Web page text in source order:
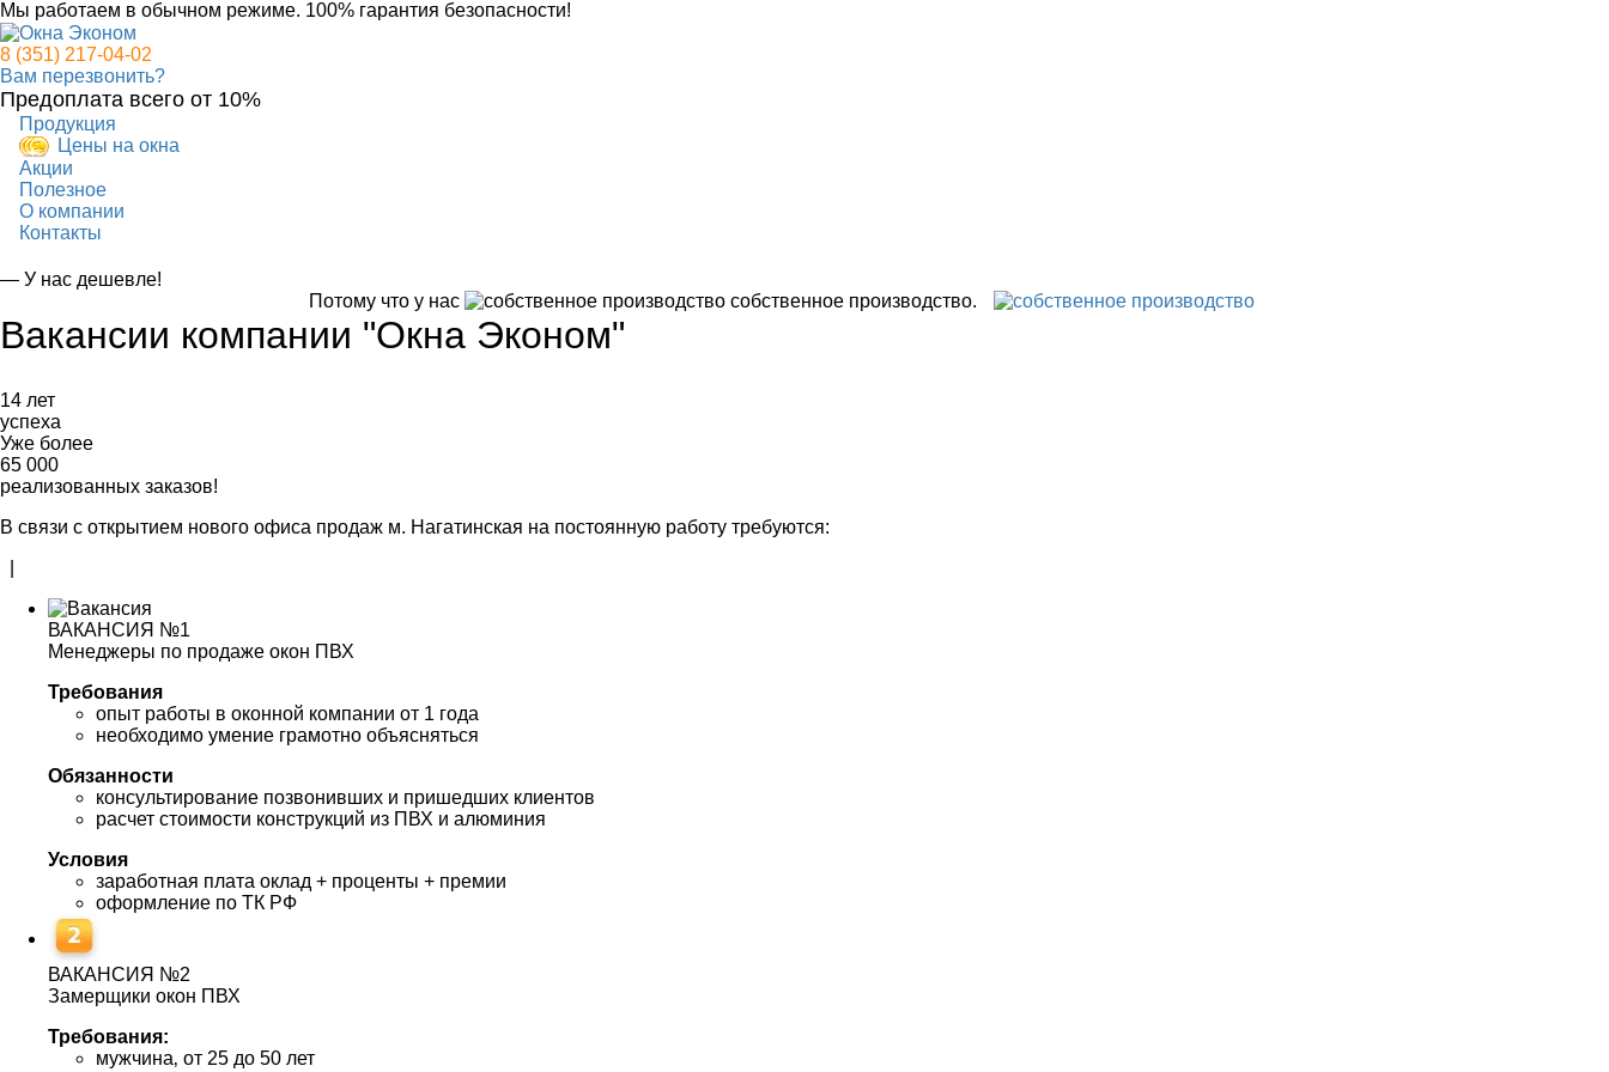
Мы работаем в обычном режиме. 100% гарантия безопасности!
8 (351) 217-04-02
Вам перезвонить?
Предоплата всего от 10%
Продукция
Цены на окна
Акции
Полезное
О компании
Контакты
— У нас дешевле!
Потому что у нас
собственное производство.
Потому что у нас быстрая доставка.
Вакансии компании "Окна Эконом"
14 лет
успеха
Уже более
65 000
реализованных заказов!
В связи с открытием нового офиса продаж м. Нагатинская на постоянную работу требуются:
ВАКАНСИЯ №1
Менеджеры по продаже окон ПВХ
Требования
опыт работы в оконной компании от 1 года
необходимо умение грамотно объясняться
Обязанности
консультирование позвонивших и пришедших клиентов
расчет стоимости конструкций из ПВХ и алюминия
Условия
заработная плата оклад + проценты + премии
оформление по ТК РФ
ВАКАНСИЯ №2
Замерщики окон ПВХ
Требования:
мужчина‚ от 25 до 50 лет